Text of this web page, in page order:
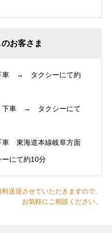
お客さま
車 → タクシーにて約
下車 → タクシーにて
車 東海道本線岐阜方面
にて約10分
送迎させていただきますので、
お気軽にご相談ください。